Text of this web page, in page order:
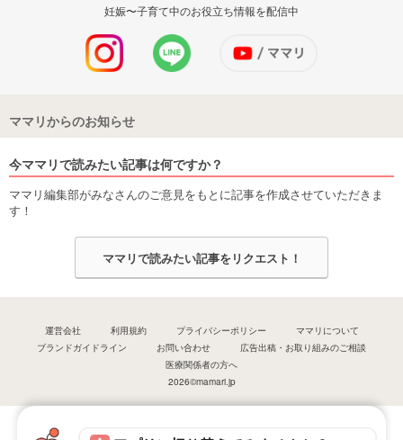
妊娠〜子育て中のお役立ち情報を配信中
ママリからのお知らせ
今ママリで読みたい記事は何ですか？
ママリ編集部がみなさんのご意見をもとに記事を作成させていただきま
す！
ママリで読みたい記事をリクエスト！
運営会社 利用規約 プライバシーポリシー
ママリについて
ブランドガイドライン
お問い合わせ
広告出稿・お取り組みのご相談
医療関係者の方へ
2026©mamari.jp